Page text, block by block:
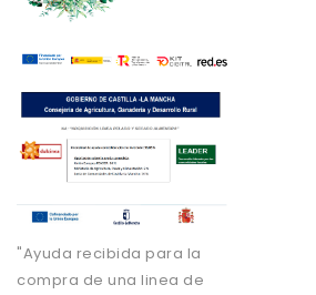
"Ayuda recibida para la
compra de una linea de